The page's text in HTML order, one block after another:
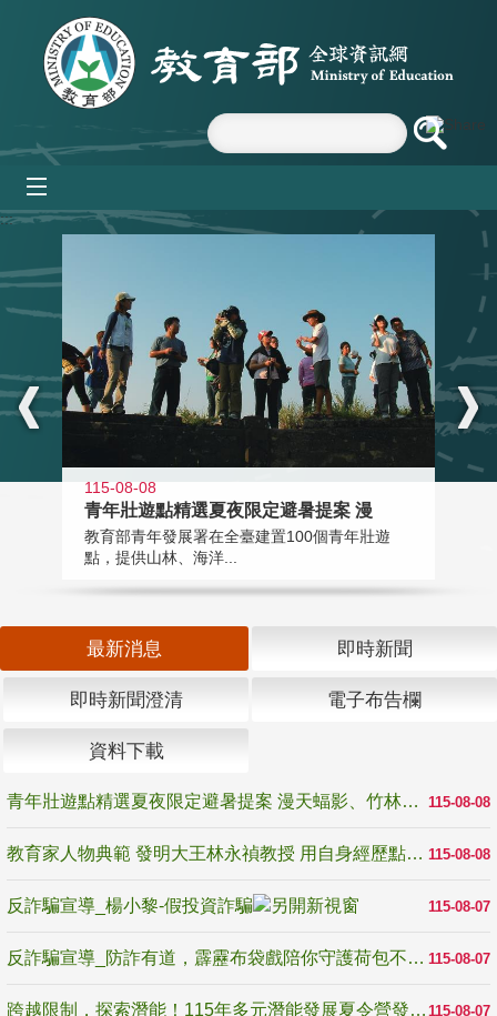
跳到主要內容區塊
:::
115-08-08
青年壯遊點精選夏夜限定避暑提案 漫
教育部青年發展署在全臺建置100個青年壯遊
點，提供山林、海洋...
最新消息 即時新聞
即時新聞澄清 電子布告欄
資料下載
115-08-08
青年壯遊點精選夏夜限定避暑提案 漫天蝠影、竹林尋蛙、茶香夜觀 邀青年暮色出發
115-08-08
教育家人物典範 發明大王林永禎教授 用自身經歷點亮學生的路
115-08-07
反詐騙宣導_楊小黎-假投資詐騙
115-08-07
反詐騙宣導_防詐有道，霹靂布袋戲陪你守護荷包不受騙
115-08-07
跨越限制，探索潛能！115年多元潛能發展夏令營發掘生命無限可能